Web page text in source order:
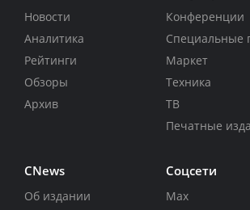
Новости
Аналитика
Рейтинги
Обзоры
Архив
Конференции
Специальные
Маркет
Техника
ТВ
Печатные
CNews
Об издании
Соцсети
Max